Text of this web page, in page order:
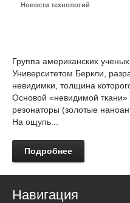
Новости технологий
Группа американских
Университетом Беркли,
невидимки, толщина
Основой «невидимой
резонаторы (золотые
На ощупь...
Подробнее
Навигация